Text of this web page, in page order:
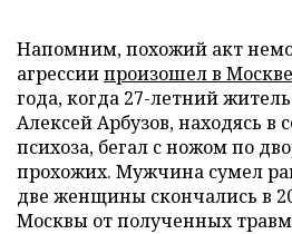
Напомним, похожий акт
агрессиипроизошел в
года, когда 27-летний
Алексей Арбузов, находясь в
психоза, бегал с ножом по
прохожих. Мужчина сумел
две женщины скончались в
Москвы от полученных